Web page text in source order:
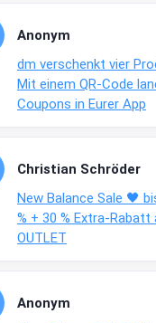
Anonym
dm verschenkt vier
Mit einem QR-Code
Coupons in Eurer App
Christian Schröder
New Balance Sale 🖤
% + 30 % Extra-Rabatt
OUTLET
Anonym
www.linda.de/
2:21
↩
Gratis Hitzewarn-
verfärbt sich ab
Text weiter unten
shop.bioeg.de/
achtun...
↩